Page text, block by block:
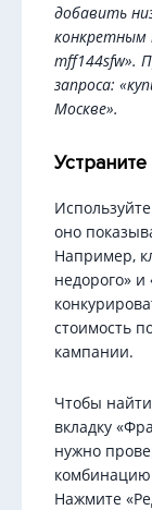
добавить
конкретным
mff144sfw».
запроса:
Москве».
оно
Например,
недорого» и
стоимость
кампании.
Чтобы
вкладку
нужно
Нажмите